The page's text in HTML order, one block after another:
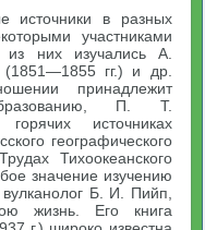
источники в разных
участниками
из них изучались А.
гг.) и др.
принадлежит
П. Т.
источниках
географического
Тихоокеанского
значение изучению
Б. И. Пийп,
жизнь. Его книга